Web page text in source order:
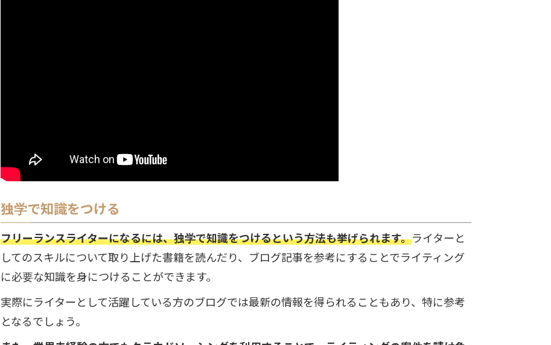
独学で知識をつける
フリーランスライターになるには、独学で知識をつけるという方法も挙げられます。ライターと
してのスキルについて取り上げた書籍を読んだり、ブログ記事を参考にすることでライティング
に必要な知識を身につけることができます。
実際にライターとして活躍している方のブログでは最新の情報を得られることもあり、特に参考
となるでしょう。